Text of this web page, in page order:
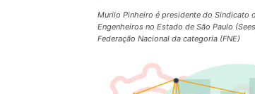
Murilo Pinheiro é presidente do Sindicato
Engenheiros no Estado de São Paulo
Federação Nacional da categoria (FNE)